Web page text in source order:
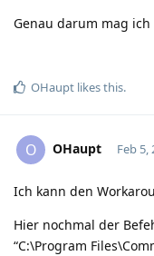
Genau darum mag
OHaupt likes this.
O OHaupt Feb 5,
Ich kann den
Hier nochmal der
“C:\Program